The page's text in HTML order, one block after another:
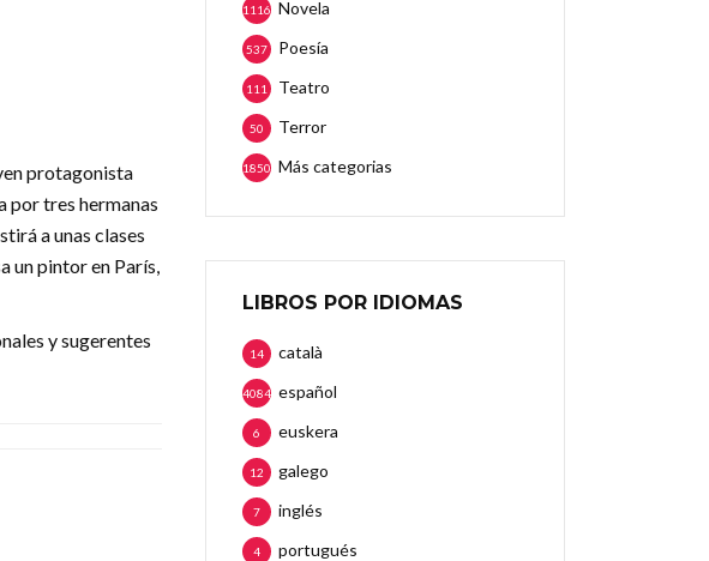
protagonista
por tres hermanas
a unas clases
un pintor en París,
y sugerentes
Novela
1116
Poesía
537
Teatro
111
Terror
50
Más categorias
1850
LIBROS POR IDIOMAS
català
14
español
4084
euskera
6
galego
12
inglés
7
portugués
4